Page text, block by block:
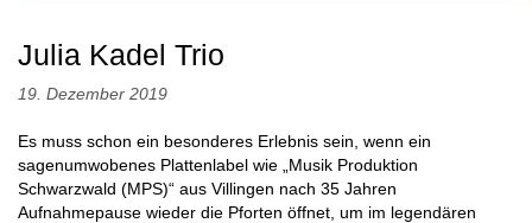
Julia Kadel Trio
19. Dezember 2019
Es muss schon ein besonderes Erlebnis sein, wenn ein
sagenumwobenes Plattenlabel wie „Musik Produktion
Schwarzwald (MPS)“ aus Villingen nach 35 Jahren
Aufnahmepause wieder die Pforten öffnet, um im legendären